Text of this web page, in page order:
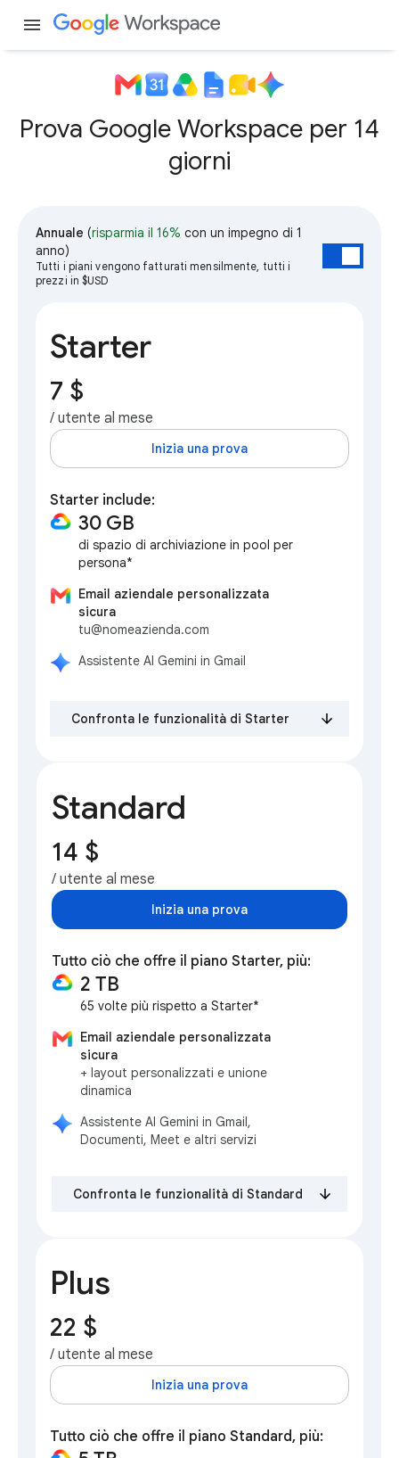
menu
Prova Google Workspace per 14
giorni
Annuale (risparmia il 16% con un impegno di 1
anno)
Tutti i piani vengono fatturati mensilmente, tutti i
prezzi in $USD
Starter
7 $
/ utente al mese
Inizia una prova
Starter include:
30 GB
di spazio di archiviazione in pool per
persona*
Email aziendale personalizzata
sicura
tu@nomeazienda.com
Assistente AI Gemini in Gmail
Confronta le funzionalità di Starter
Standard
14 $
/ utente al mese
Inizia una prova
Tutto ciò che offre il piano Starter, più:
2 TB
65 volte più rispetto a Starter*
Email aziendale personalizzata
sicura
+ layout personalizzati e unione
dinamica
Assistente AI Gemini in Gmail,
Documenti, Meet e altri servizi
Confronta le funzionalità di Standard
Plus
22 $
/ utente al mese
Inizia una prova
Tutto ciò che offre il piano Standard, più: